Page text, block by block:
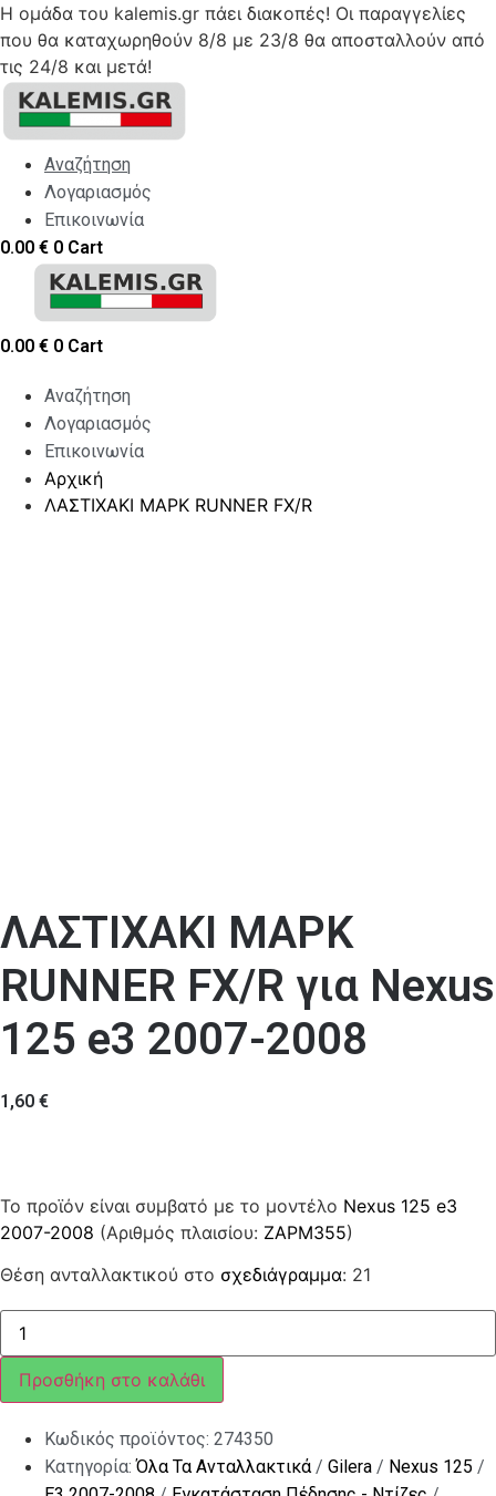
Η ομάδα του kalemis.gr πάει διακοπές! Οι παραγγελίες
που θα καταχωρηθούν 8/8 με 23/8 θα αποσταλλούν από
τις 24/8 και μετά!
Skip
content
Αναζήτηση
Λογαριασμός
Επικοινωνία
0.00 € 0 Cart
0.00 € 0 Cart
Αναζήτηση
Λογαριασμός
Επικοινωνία
Αρχική
ΛΑΣΤΙΧΑΚΙ ΜΑΡΚ RUNNER FX/R
ΛΑΣΤΙΧΑΚΙ ΜΑΡΚ
RUNNER FX/R για Nexus
125 e3 2007-2008
1,60 €
Το προϊόν είναι συμβατό με το μοντέλο Nexus 125 e3
2007-2008 (Αριθμός πλαισίου: ZAPM355)
Θέση ανταλλακτικού στο σχεδιάγραμμα: 21
ΛΑΣΤΙΧΑΚΙ
ΜΑΡΚ
RUNNER
FX/R
ποσότητα
Προσθήκη στο καλάθι
Κωδικός προϊόντος: 274350
Κατηγορία:Όλα Τα Ανταλλακτικά/ Gilera / Nexus 125 /